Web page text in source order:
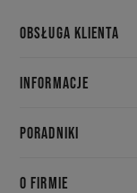
OBSŁUGA KLIENTA
INFORMACJE
PORADNIKI
O FIRMIE